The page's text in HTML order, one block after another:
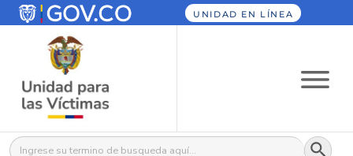
UNIDAD EN LÍNEA
Buscar: Botón